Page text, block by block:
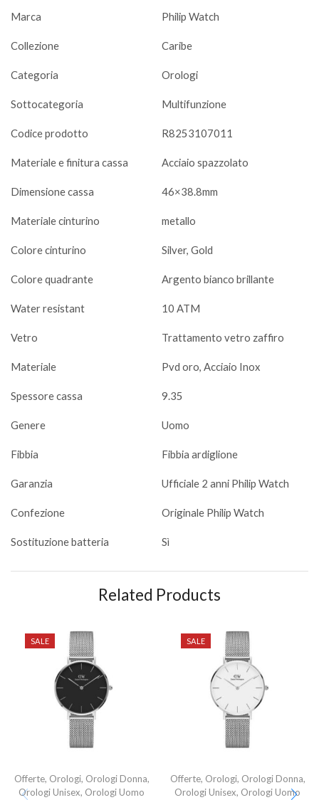
Marca Philip Watch
Collezione Caribe
Categoria Orologi
Sottocategoria Multifunzione
Codice prodotto R8253107011
Materiale e finitura cassa Acciaio spazzolato
Dimensione cassa 46×38.8mm
Materiale cinturino metallo
Colore cinturino Silver, Gold
Colore quadrante Argento bianco brillante
Water resistant 10 ATM
Vetro Trattamento vetro zaffiro
Materiale Pvd oro, Acciaio Inox
Spessore cassa 9.35
Genere Uomo
Fibbia Fibbia ardiglione
Garanzia Ufficiale 2 anni Philip Watch
Confezione Originale Philip Watch
Sostituzione batteria Sì
Related Products
SALE
Offerte, Orologi, Orologi Donna,
Orologi Unisex, Orologi Uomo
SALE
Offerte, Orologi, Orologi Donna,
Orologi Unisex, Orologi Uomo